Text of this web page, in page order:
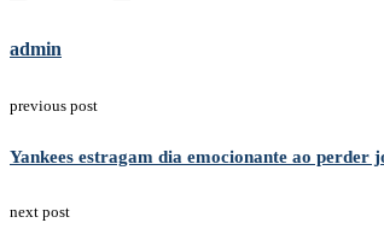
admin
previous post
Yankees estragam dia emocionante ao
next post